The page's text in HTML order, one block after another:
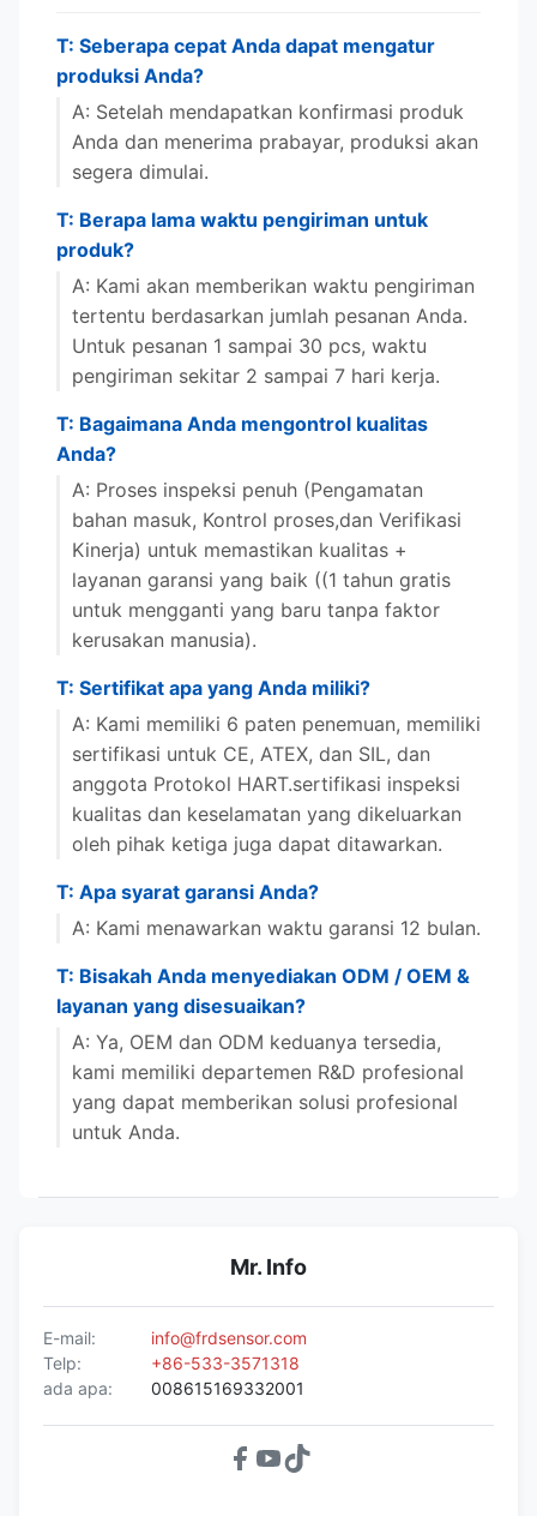
T: Seberapa cepat Anda dapat mengatur
produksi Anda?
A: Setelah mendapatkan konfirmasi produk
Anda dan menerima prabayar, produksi akan
segera dimulai.
T: Berapa lama waktu pengiriman untuk
produk?
A: Kami akan memberikan waktu pengiriman
tertentu berdasarkan jumlah pesanan Anda.
Untuk pesanan 1 sampai 30 pcs, waktu
pengiriman sekitar 2 sampai 7 hari kerja.
T: Bagaimana Anda mengontrol kualitas
Anda?
A: Proses inspeksi penuh (Pengamatan
bahan masuk, Kontrol proses,dan Verifikasi
Kinerja) untuk memastikan kualitas +
layanan garansi yang baik ((1 tahun gratis
untuk mengganti yang baru tanpa faktor
kerusakan manusia).
T: Sertifikat apa yang Anda miliki?
A: Kami memiliki 6 paten penemuan, memiliki
sertifikasi untuk CE, ATEX, dan SIL, dan
anggota Protokol HART.sertifikasi inspeksi
kualitas dan keselamatan yang dikeluarkan
oleh pihak ketiga juga dapat ditawarkan.
T: Apa syarat garansi Anda?
A: Kami menawarkan waktu garansi 12 bulan.
T: Bisakah Anda menyediakan ODM / OEM &
layanan yang disesuaikan?
A: Ya, OEM dan ODM keduanya tersedia,
kami memiliki departemen R&D profesional
yang dapat memberikan solusi profesional
untuk Anda.
Mr. Info
E-mail:
info@frdsensor.com
Telp:
+86-533-3571318
ada apa:
008615169332001